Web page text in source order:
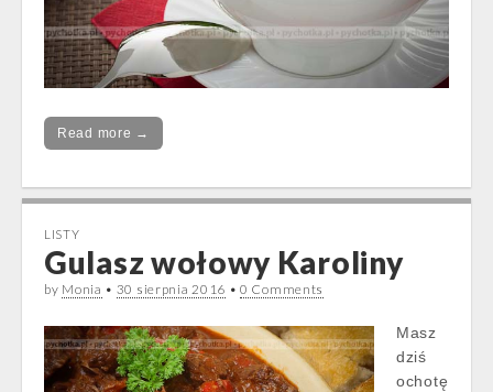
Read more →
LISTY
Gulasz wołowy Karoliny
by Monia • 30 sierpnia 2016 •0 Comments
Masz
dziś
ochotę